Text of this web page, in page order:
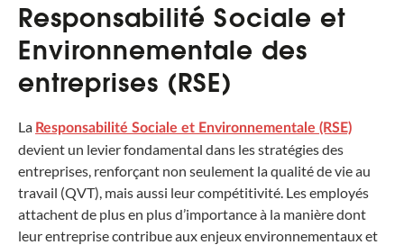
Responsabilité Sociale et
Environnementale des
entreprises (RSE)
La Responsabilité Sociale et Environnementale (RSE)
devient un levier fondamental dans les stratégies des
entreprises, renforçant non seulement la qualité de vie au
travail (QVT), mais aussi leur compétitivité. Les employés
attachent de plus en plus d’importance à la manière dont
leur entreprise contribue aux enjeux environnementaux et